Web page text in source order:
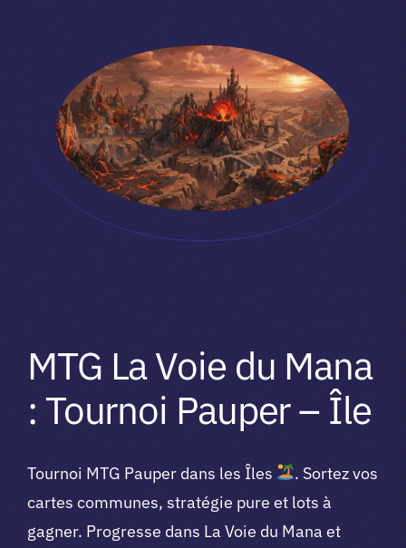
MTG La Voie du Mana
: Tournoi Pauper – Île
Tournoi MTG Pauper dans les Îles
. Sortez vos
cartes communes, stratégie pure et lots à
gagner. Progresse dans La Voie du Mana et